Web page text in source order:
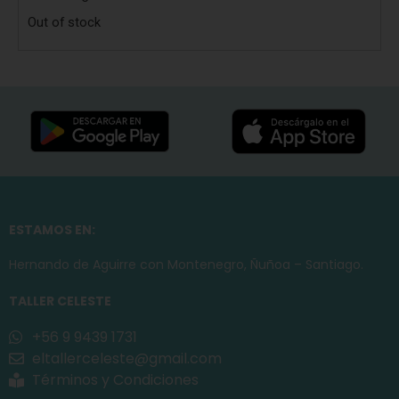
Out of stock
ESTAMOS EN:
Hernando de Aguirre con Montenegro, Ñuñoa – Santiago.
TALLER CELESTE
+56 9 9439 1731
eltallerceleste@gmail.com
Términos y Condiciones